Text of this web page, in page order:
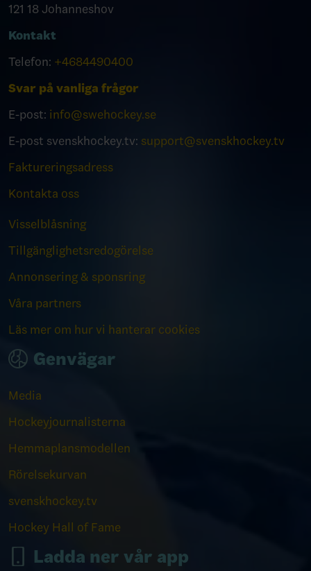
121 18 Johanneshov
Kontakt
Telefon: +4684490400
Svar på vanliga frågor
E-post: info@swehockey.se
E-post svenskhockey.tv: support@svenskhockey.tv
Faktureringsadress
Kontakta oss
Visselblåsning
Tillgänglighetsredogörelse
Annonsering & sponsring
Våra partners
Läs mer om hur vi hanterar cookies
Genvägar
Media
Hockeyjournalisterna
Hemmaplansmodellen
Rörelsekurvan
svenskhockey.tv
Hockey Hall of Fame
Ladda ner vår app